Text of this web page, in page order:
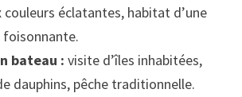
couleurs éclatantes, habitat d’une
bateau : visite d’îles inhabitées,
dauphins, pêche traditionnelle.